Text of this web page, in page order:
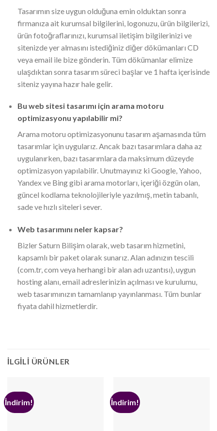
Tasarımın size uygun olduğuna emin olduktan sonra
firmanıza ait kurumsal bilgilerini, logonuzu, ürün bilgilerizi,
ürün fotoğraflarınızı, kurumsal iletişim bilgilerinizi ve
sitenizde yer almasını istediğiniz diğer dökümanları CD
veya email ile bize gönderin. Tüm dökümanlar elimize
ulaşdıktan sonra tasarım süreci başlar ve 1 hafta içerisinde
siteniz yayına hazır hale gelir.
Bu web sitesi tasarımı için arama motoru
optimizasyonu yapılabilir mi?
Arama motoru optimizasyonunu tasarım aşamasında tüm
tasarımlar için uygularız. Ancak bazı tasarımlara daha az
uygulanırken, bazı tasarımlara da maksimum düzeyde
optimizasyon yapılabilir. Unutmayınız ki Google, Yahoo,
Yandex ve Bing gibi arama motorları, içeriği özgün olan,
güncel kodlama teknolojileriyle yazılmış, metin tabanlı,
sade ve hızlı siteleri sever.
Web tasarımını neler kapsar?
Bizler Saturn Bilişim olarak, web tasarım hizmetini,
kapsamlı bir paket olarak sunarız. Alan adınızın tescili
(com.tr, com veya herhangi bir alan adı uzantısı), uygun
hosting alanı, email adreslerinizin açılması ve kurulumu,
web tasarımınızın tamamlanıp yayınlanması. Tüm bunlar
fiyata dahil hizmetlerdir.
İLGILI ÜRÜNLER
İndirim! İndirim!